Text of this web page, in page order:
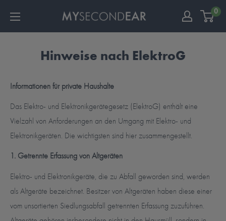
0
Hinweise nach ElektroG
Informationen für private Haushalte
Das Elektro- und Elektronikgerätegesetz (ElektroG) enthält eine
Vielzahl von Anforderungen an den Umgang mit Elektro- und
Elektronikgeräten. Die wichtigsten sind hier zusammengestellt.
1. Getrennte Erfassung von Altgeräten
Elektro- und Elektronikgeräte, die zu Abfall geworden sind, werden
als Altgeräte bezeichnet. Besitzer von Altgeräten haben diese einer
vom unsortierten Siedlungsabfall getrennten Erfassung zuzuführen.